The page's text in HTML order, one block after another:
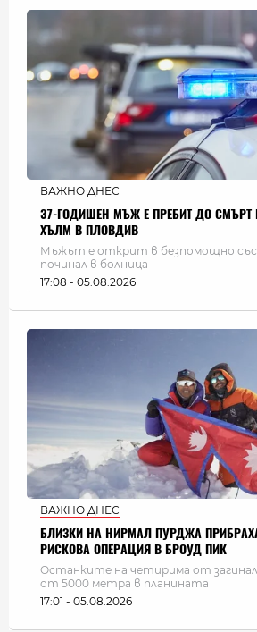
ВАЖНО ДНЕС
37-ГОДИШЕН МЪЖ Е ПРЕБИТ ДО
ХЪЛМ В ПЛОВДИВ
Мъжът е открит в безпомощно
починал в болница
17:08 - 05.08.2026
ВАЖНО ДНЕС
БЛИЗКИ НА НИРМАЛ ПУРДЖА
РИСКОВА ОПЕРАЦИЯ В БРОУД ПИК
Останките на четирима от
от 5000 метра в планината
17:01 - 05.08.2026